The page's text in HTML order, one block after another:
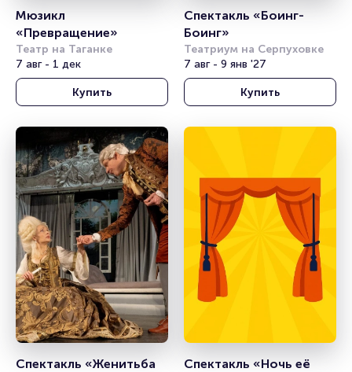
Мюзикл
«Превращение»
Театр на Таганке
7 авг - 1 дек
Купить
Спектакль «Боинг-
Боинг»
Театриум на Серпуховке
7 авг - 9 янв '27
Купить
Спектакль «Женитьба
Спектакль «Ночь её